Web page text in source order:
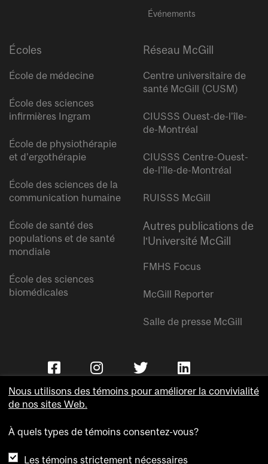
Événements
Écoles
École de médecine
École des sciences
infirmières Ingram
École de physiothérapie
et d’ergothérapie
École des sciences de la
communication humaine
École de santé des
populations et de santé
mondiale
École des sciences
biomédicales
Réseau McGill
Centre universitaire de
santé McGill (CUSM)
CIUSSS Ouest-de-l’île-
de-Montréal
CIUSSS Centre-Ouest-
de-l’île-de-Montréal
RUISSS McGill
Autres publications de
l’Université McGill
FMHS Focus
McGill Reporter
Salle de presse McGill
Nous utilisons des témoins pour améliorer la convivialité
de nos sites Web.
À quels types de témoins consentez-vous?
Les témoins strictement nécessaires